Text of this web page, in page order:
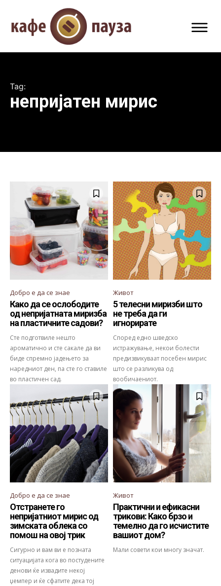
Tag:
непријатен мирис
Добро е да се знае
Како да се ослободите
од непријатната миризба
на пластичните садови?
Сте подготвиле нешто
ароматично и сте сакале да ви
биде спремно јадењето за
наредниот ден, па сте го ставиле
во пластичен сад.
Живот
5 телесни миризби што
не треба да ги
игнорирате
Според едно шведско
истражување, некои болести
предизвикуваат посебен мирис
што се разликува од
вообичаениот.
Добро е да се знае
Отстранете го
непријатниот мирис од
зимската облека со
помош на овој трик
Сигурно и вам ви е позната
ситуацијата кога во постудените
денови ќе извадите некој
џемпер и ќе сфатите дека тој
Живот
Практични и ефикасни
трикови: Како брзо и
темелно да го исчистите
вашиот дом?
Мали совети кои многу значат.